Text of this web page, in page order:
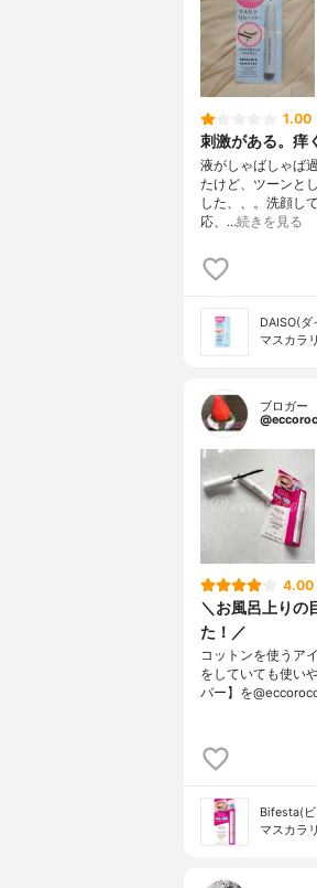
1.00
刺激がある。痒
液がしゃばしゃば
たけど、ツーンと
した、、。洗顔し
応、…続きを見る
DAISO(ダ
マスカラ
ブロガー
4.00
＼お風呂上りの
た！／ ⁡
コットンを使うア
をしていても使い
バー】を
Bifesta(
マスカラ